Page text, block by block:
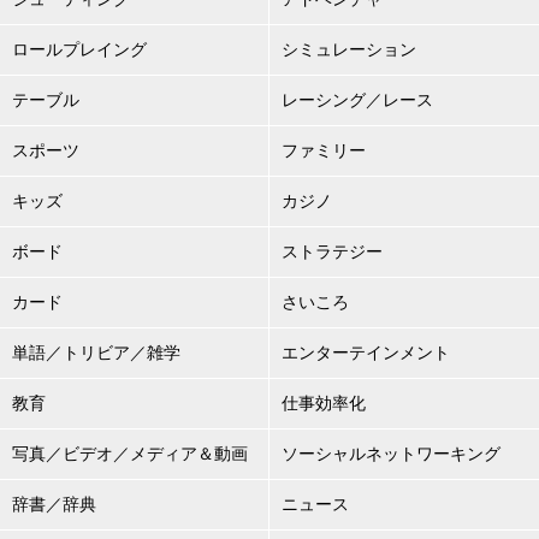
ロールプレイング シミュレーション
テーブル レーシング／レース
スポーツ ファミリー
キッズ カジノ
ボード ストラテジー
カード さいころ
単語／トリビア／雑学 エンターテインメント
教育 仕事効率化
写真／ビデオ／メディア＆動画 ソーシャルネットワーキング
辞書／辞典 ニュース